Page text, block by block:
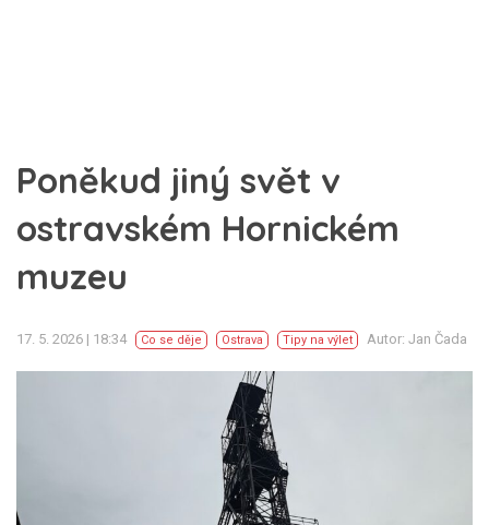
Poněkud jiný svět v
ostravském Hornickém
muzeu
17. 5. 2026 | 18:34 Co se děje Ostrava Tipy na výlet Autor: Jan Čada